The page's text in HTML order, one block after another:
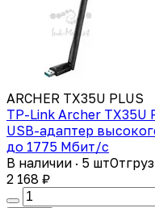
ARCHER TX35U PLUS
TP-Link Archer TX35U
USB-адаптер
до 1775 Мбит/с
В наличии · 5 шт
2 168 ₽